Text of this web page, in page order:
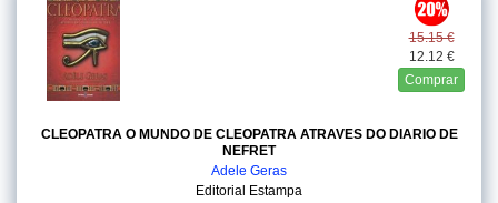
15.15 €
12.12 €
Comprar
CLEOPATRA O MUNDO DE CLEOPATRA ATRAVES DO DIARIO DE
NEFRET
Adele Geras
Editorial Estampa